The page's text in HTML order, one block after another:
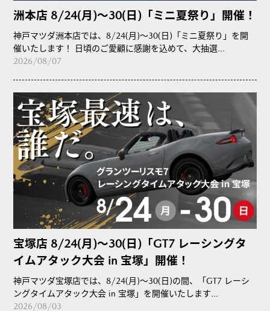
洲本店 8/24(月)～30(日)「ミニ夏祭り」開催！
神戸マツダ洲本店では、8/24(月)～30(日)「ミニ夏祭り」を開
催いたします！ 日頃のご愛顧に感謝を込めて、大抽選...
2026/08/07
宝塚店 8/24(月)～30(日)「GT7 レーシングタ
イムアタック大会 in 宝塚」開催！
神戸マツダ宝塚店では、8/24(月)～30(日)の間、「GT7 レーシ
ングタイムアタック大会 in 宝塚」を開催いたします...
2026/08/03